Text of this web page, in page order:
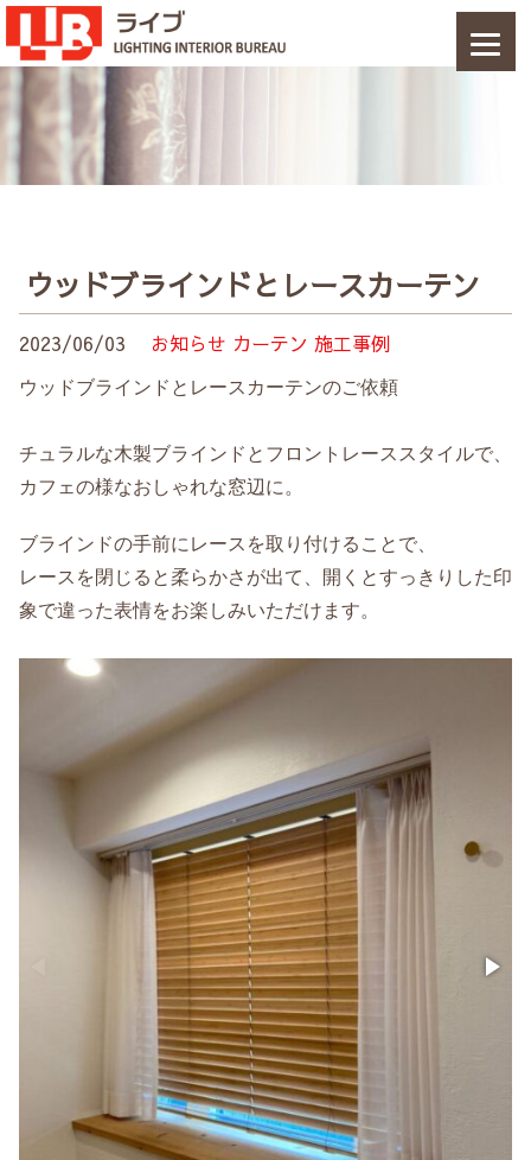
ウッドブラインドとレースカーテン
2023/06/03 お知らせ カーテン 施工事例
ウッドブラインドとレースカーテンのご依頼
チュラルな木製ブラインドとフロントレーススタイルで、
カフェの様なおしゃれな窓辺に。
ブラインドの手前にレースを取り付けることで、
レースを閉じると柔らかさが出て、開くとすっきりした印
象で違った表情をお楽しみいただけます。